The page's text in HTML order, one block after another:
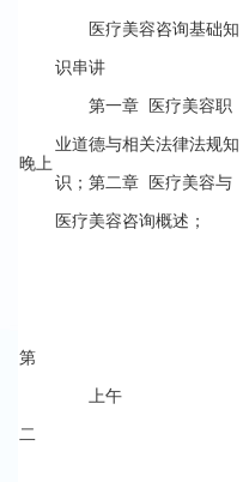
晚上
医疗美容咨询基础知
识串讲
第一章 医疗美容职
业道德与相关法律法规知
识；第二章 医疗美容与
医疗美容咨询概述；
第
二
上午